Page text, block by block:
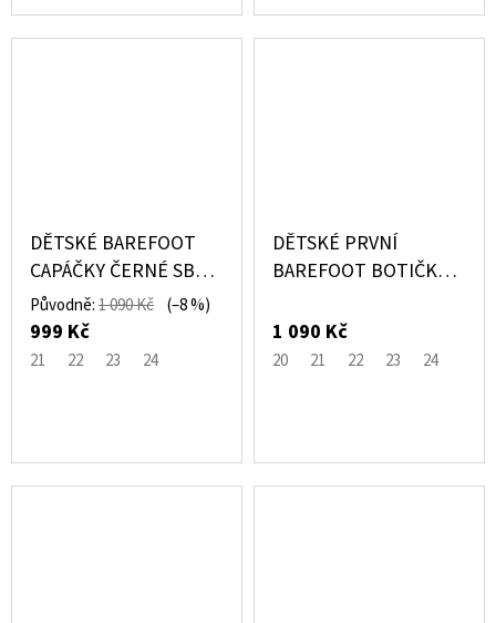
DĚTSKÉ BAREFOOT
CAPÁČKY ČERNÉ SBF
63 - PEGRES
Původně:1 090 Kč (–8 %)
999 Kč
21 22 23 24
DĚTSKÉ PRVNÍ
BAREFOOT BOTIČKY
PEGRES
1 090 Kč
20 21 22 23 24